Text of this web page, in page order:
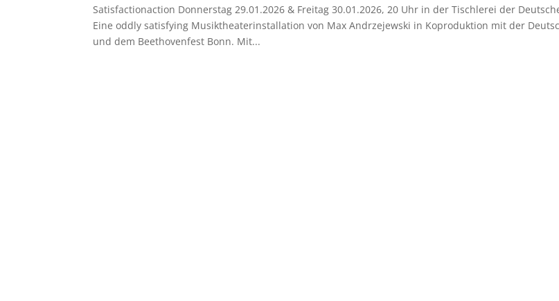
Satisfactionaction Donnerstag 29.01.2026 & Freitag 30.01.2026, 20 Uhr in der Tischlerei der
Eine oddly satisfying Musiktheaterinstallation von Max Andrzejewski in Koproduktion mit der
und dem Beethovenfest Bonn. Mit...